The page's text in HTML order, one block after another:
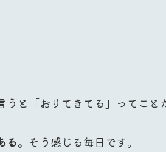
うと「おりてきてる」ってこと
。 そう感じる毎日です。